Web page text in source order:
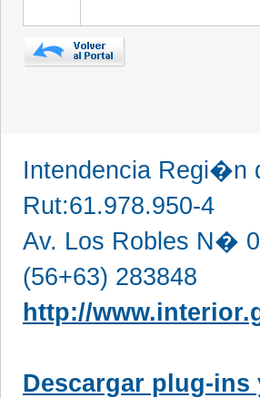
Intendencia Regi�n
Rut:61.978.950-4
Av. Los Robles N�
(56+63) 283848
http://
Descargar plug-